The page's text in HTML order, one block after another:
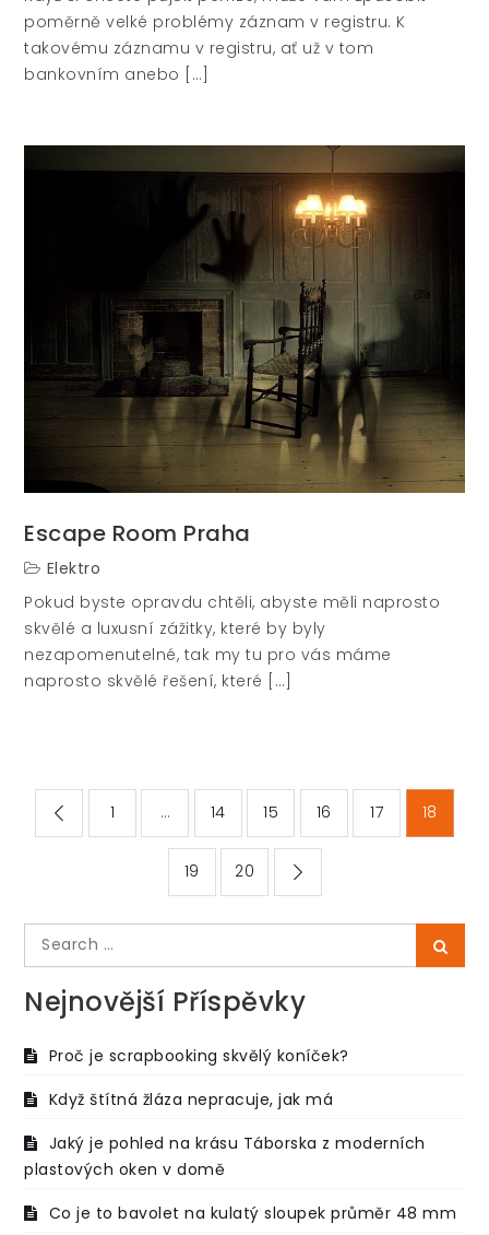
poměrně velké problémy záznam v registru. K
takovému záznamu v registru, ať už v tom
bankovním anebo […]
Escape Room Praha
Elektro
Pokud byste opravdu chtěli, abyste měli naprosto
skvělé a luxusní zážitky, které by byly
nezapomenutelné, tak my tu pro vás máme
naprosto skvělé řešení, které […]
Stránkování
příspěvků
1 … 14 15 16 17 18
19 20
Search
for:
Nejnovější Příspěvky
Proč je scrapbooking skvělý koníček?
Když štítná žláza nepracuje, jak má
Jaký je pohled na krásu Táborska z moderních
plastových oken v domě
Co je to bavolet na kulatý sloupek průměr 48 mm